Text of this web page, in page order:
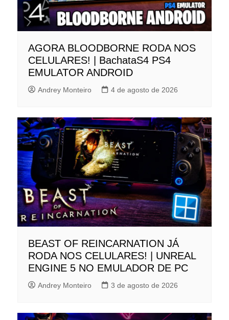
AGORA BLOODBORNE RODA NOS
CELULARES! | BachataS4 PS4
EMULATOR ANDROID
Andrey Monteiro 4 de agosto de 2026
BEAST OF REINCARNATION JÁ
RODA NOS CELULARES! | UNREAL
ENGINE 5 NO EMULADOR DE PC
Andrey Monteiro 3 de agosto de 2026